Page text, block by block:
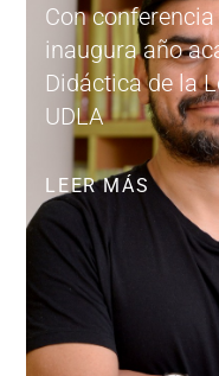
Con
inaugura año
Didáctica de la
UDLA
LEER MÁS